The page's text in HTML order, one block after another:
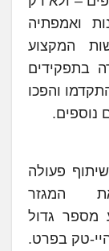
ואמפתיה
המקצוע
בתפקידים
והפכו
נוספים.
פעולה
המגזר
מספר גדול
טק בפרט.